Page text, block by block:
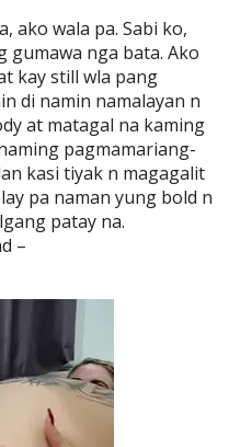
ako wala pa. Sabi ko,
gumawa nga bata. Ako
kay still wla pang
di namin namalayan n
at matagal na kaming
pagmamariang-
kasi tiyak n magagalit
pa naman yung bold n
patay na.
–